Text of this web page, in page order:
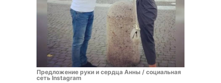
Предложение руки и сердца Анны / социальная
сеть Instagram